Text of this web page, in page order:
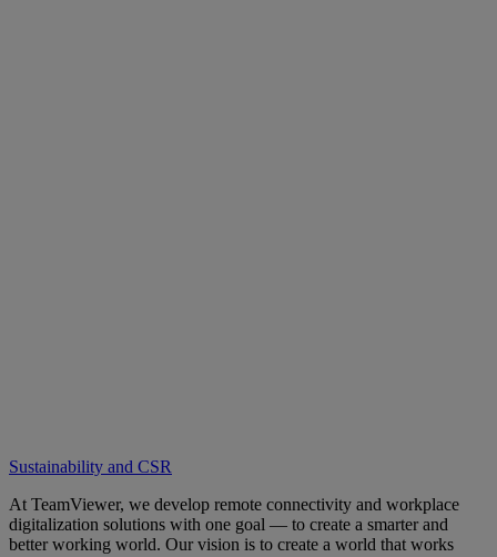
Sustainability and CSR
At TeamViewer, we develop remote connectivity and workplace
digitalization solutions with one goal — to create a smarter and
better working world. Our vision is to create a world that works